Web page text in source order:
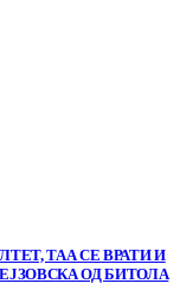
ТАА СЕ ВРАТИ И
ОД БИТОЛА